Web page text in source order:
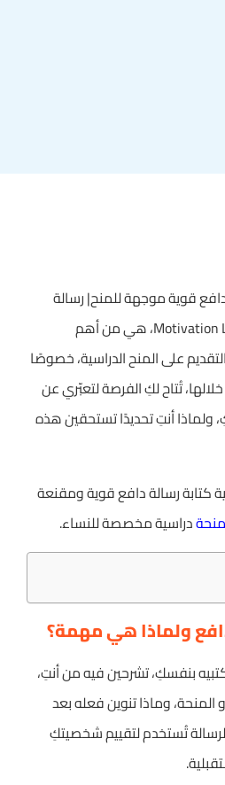
قوية موجهة للمنح| رسالة
الدافع أو ما تُعرف بـ Motivation Letter، هي من أهم
على المنح الدراسية، خصوصًا
تُتاح لكِ الفرصة لتعبّري عن
أنتِ تحديدًا تستحقين هذه
رسالة دافع قوية ومقنعة
دراسية مخصصة للنساء.
بنفسكِ، تشرحين فيه من أنتِ،
المنحة، وماذا تنوين فعله بعد
تُستخدم لتقييم شخصيتكِ